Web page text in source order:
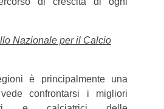
Nazionale per il Calcio
è principalmente una
confrontarsi i migliori